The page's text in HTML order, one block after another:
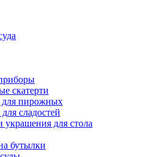
скатерти
для пирожных
сладостей
украшения для стола
бутылки